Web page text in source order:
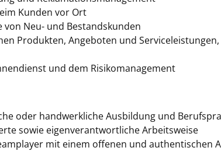
Kunden vor Ort
Neu- und Bestandskunden
Produkten, Angeboten und
und dem Risikomanagement
oder handwerkliche Ausbildung und
sowie eigenverantwortliche Arbeitsweise
mit einem offenen und authentischen